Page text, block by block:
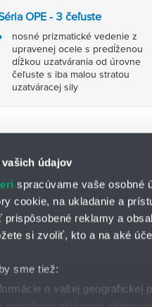
údajov
spracúvame vaše osobné
cookie, na ukladanie a
reklamy a
si zvoliť, kto a na aké
sme tiež:
o vašej geografickej
OPE - 3 čeľuste
nosné prizmatické vedenie z
upravenej ocele s predĺženou
dĺžkou uzatvárania od úrovne
čeľuste s iba malou stratou
uzatváracej sily